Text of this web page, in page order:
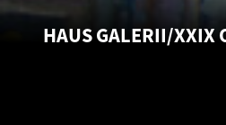
HAUS GALERII/XXIX